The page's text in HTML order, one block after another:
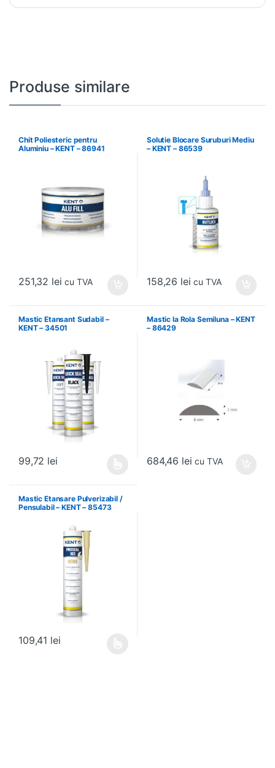
Produse similare
Chit Poliesteric pentru
Aluminiu – KENT – 86941
251,32 lei cu TVA
Solutie Blocare Suruburi Mediu
– KENT – 86539
158,26 lei cu TVA
Mastic Etansant Sudabil –
KENT – 34501
99,72 lei
Mastic la Rola Semiluna – KENT
– 86429
684,46 lei cu TVA
Mastic Etansare Pulverizabil /
Pensulabil – KENT – 85473
109,41 lei